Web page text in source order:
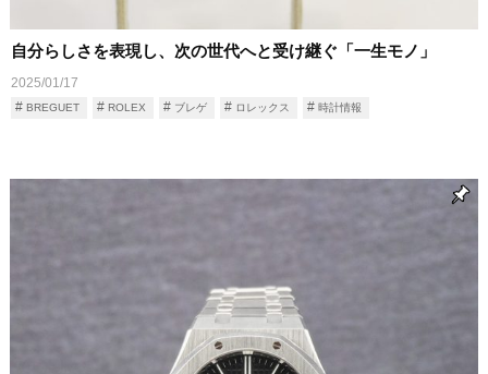
自分らしさを表現し、次の世代へと受け継ぐ「一生モノ」
2025/01/17
BREGUET ROLEX ブレゲ ロレックス 時計情報